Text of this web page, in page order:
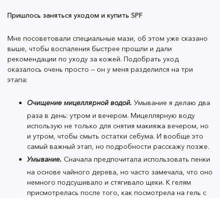
Мне посоветовали специальные мази, об этом уже
дали рекомендации по уходу за кожей. Подобрать
уход оказалось очень просто — он у меня разделился
на три этапа:
Очищение мицеллярной водой. Умывание я
делаю два раза в день: утром и вечером.
Мицеллярную воду использую не только для
Пришлось заняться уходом и купить SPF
Мне посоветовали специальные мази, об этом уже сказано
выше, чтобы воспаления быстрее прошли и дали
рекомендации по уходу за кожей. Подобрать уход
оказалось очень просто — он у меня разделился на три
этапа:
Очищение мицеллярной водой. Умывание я делаю два
раза в день: утром и вечером. Мицеллярную воду
использую не только для снятия макияжа вечером, но
и утром, чтобы смыть остатки себума. И вообще это
самый важный этап, но подробности расскажу позже.
Умывание. Сначала предпочитала использовать пенки
на основе чайного дерева, но часто замечала, что оно
немного подсушивало и стягивало щеки. К гелям
присмотрелась после того, как посмотрела на гель с